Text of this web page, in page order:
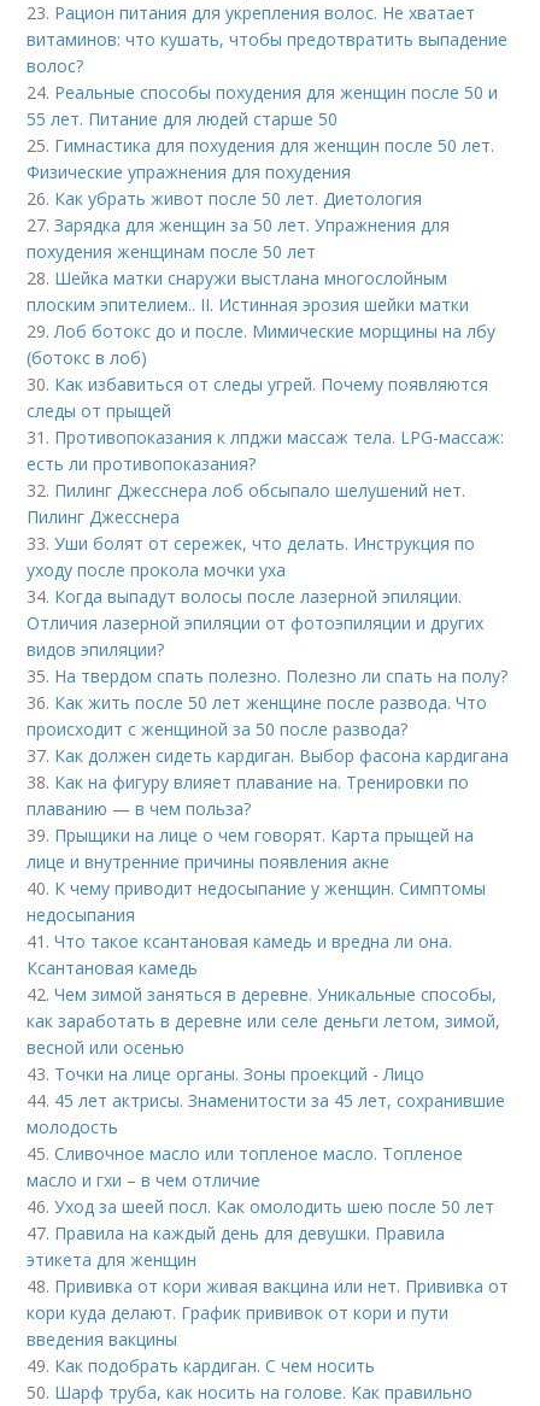
23. Рацион питания для укрепления волос. Не хватает
витаминов: что кушать, чтобы предотвратить выпадение
волос?
24. Реальные способы похудения для женщин после 50 и
55 лет. Питание для людей старше 50
25. Гимнастика для похудения для женщин после 50 лет.
Физические упражнения для похудения
26. Как убрать живот после 50 лет. Диетология
27.Зарядка для женщин за 50 лет. Упражнения для
похудения женщинам после 50 лет
28. Шейка матки снаружи выстлана многослойным
плоским эпителием.. II. Истинная эрозия шейки матки
29.Лоб ботокс до и после. Мимические морщины на лбу
(ботокс в лоб)
30. Как избавиться от следы угрей. Почему появляются
следы от прыщей
31. Противопоказания к лпджи массаж тела. LPG-массаж:
есть ли противопоказания?
32. Пилинг Джесснера лоб обсыпало шелушений нет.
Пилинг Джесснера
33.Уши болят от сережек, что делать. Инструкция по
уходу после прокола мочки уха
34. Когда выпадут волосы после лазерной эпиляции.
Отличия лазерной эпиляции от фотоэпиляции и других
видов эпиляции?
35. На твердом спать полезно. Полезно ли спать на полу?
36. Как жить после 50 лет женщине после развода. Что
происходит с женщиной за 50 после развода?
37. Как должен сидеть кардиган. Выбор фасона кардигана
38. Как на фигуру влияет плавание на. Тренировки по
плаванию — в чем польза?
39. Прыщики на лице о чем говорят. Карта прыщей на
лице и внутренние причины появления акне
40. К чему приводит недосыпание у женщин. Симптомы
недосыпания
41.Что такое ксантановая камедь и вредна ли она.
Ксантановая камедь
42.Чем зимой заняться в деревне. Уникальные способы,
как заработать в деревне или селе деньги летом, зимой,
весной или осенью
43. Точки на лице органы. Зоны проекций - Лицо
44. 45 лет актрисы. Знаменитости за 45 лет, сохранившие
молодость
45.Сливочное масло или топленое масло. Топленое
масло и гхи – в чем отличие
46.Уход за шеей посл. Как омолодить шею после 50 лет
47. Правила на каждый день для девушки. Правила
этикета для женщин
48. Прививка от кори живая вакцина или нет. Прививка от
кори куда делают. График прививок от кори и пути
введения вакцины
49. Как подобрать кардиган. С чем носить
50. Шарф труба, как носить на голове. Как правильно